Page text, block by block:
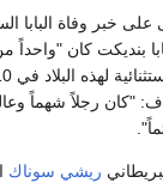
خبر وفاة البابا
بنديكت كان
"كان رجلاً شهماً
ريشي سوناك